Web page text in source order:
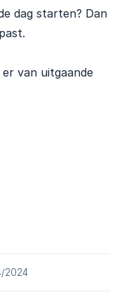
dag starten? Dan
van uitgaande
2024